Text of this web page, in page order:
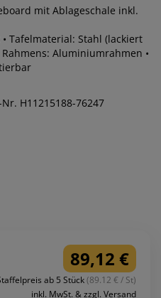
mit Ablageschale inkl.
• Tafelmaterial: Stahl (lackiert
Aluminiumrahmen •
H11215188-76247
89,12 €
ab 5 Stück(89.12 € / St)
inkl. MwSt. & zzgl. Versand